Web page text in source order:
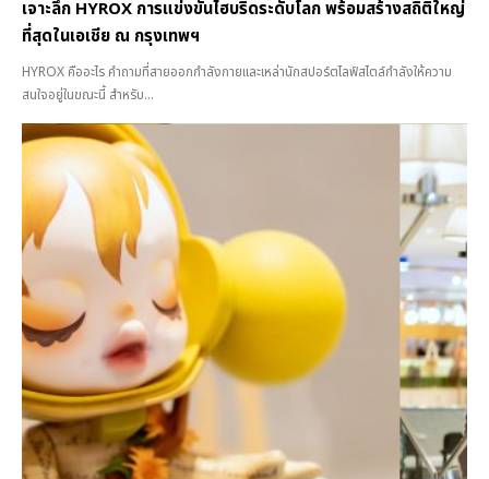
เจาะลึก HYROX การแข่งขันไฮบริดระดับโลก พร้อมสร้างสถิติใหญ่
ที่สุดในเอเชีย ณ กรุงเทพฯ
HYROX คืออะไร คำถามที่สายออกกำลังกายและเหล่านักสปอร์ตไลฟ์สไตล์กำลังให้ความ
สนใจอยู่ในขณะนี้ สำหรับ...